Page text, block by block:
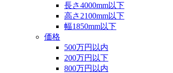
長さ4000mm以下
高さ2100mm以下
幅1850mm以下
価格
500万円以内
200万円以下
800万円以内